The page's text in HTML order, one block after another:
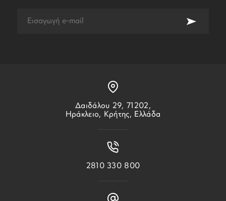
Δαιδάλου 29, 71202,
Ηράκλειο, Κρήτης, Ελλάδα
2810 330 800